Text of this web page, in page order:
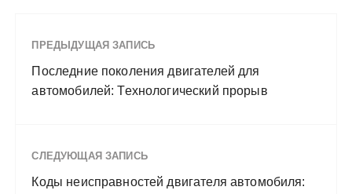
ПРЕДЫДУЩАЯ ЗАПИСЬ
Последние поколения двигателей для
автомобилей: Технологический прорыв
СЛЕДУЮЩАЯ ЗАПИСЬ
Коды неисправностей двигателя автомобиля: